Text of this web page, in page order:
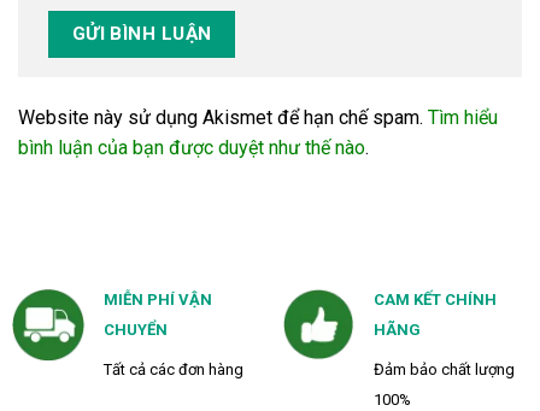
Website này sử dụng Akismet để hạn chế spam. Tìm hiểu
bình luận của bạn được duyệt như thế nào.
MIỄN PHÍ VẬN
CHUYỂN
Tất cả các đơn hàng
CAM KẾT CHÍNH
HÃNG
Đảm bảo chất lượng
100%